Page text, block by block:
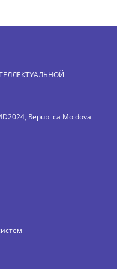
Republica Moldova